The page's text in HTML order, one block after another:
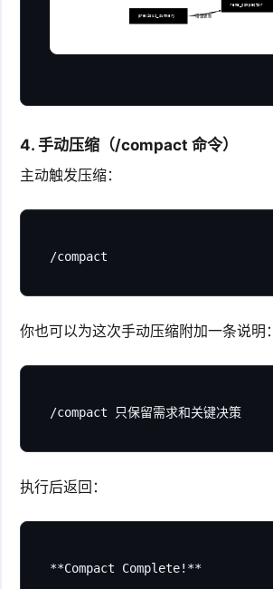
增量更新
reme_compactor
previous_summary
4. 手动压缩（/compact 命令）
主动触发压缩：
/compact
你也可以为这次手动压缩附加一条说明：
/compact 只保留需求和关键决策
执行后返回：
**Compact Complete!**